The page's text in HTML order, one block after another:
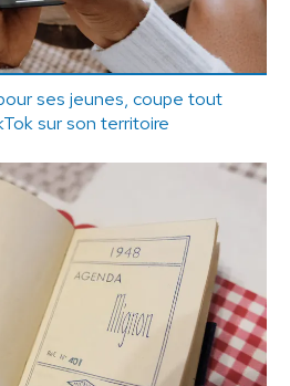
ses jeunes, coupe tout
sur son territoire